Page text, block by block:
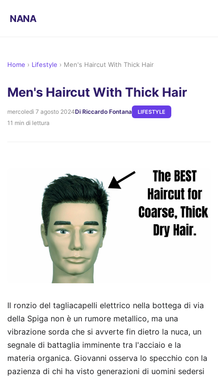
NANA
Home › Lifestyle › Men's Haircut With Thick Hair
Men's Haircut With Thick Hair
mercoledì 7 agosto 2024Di Riccardo Fontana LIFESTYLE
11 min di lettura
Il ronzio del tagliacapelli elettrico nella bottega di via
della Spiga non è un rumore metallico, ma una
vibrazione sorda che si avverte fin dietro la nuca, un
segnale di battaglia imminente tra l'acciaio e la
materia organica. Giovanni osserva lo specchio con la
pazienza di chi ha visto generazioni di uomini sedersi